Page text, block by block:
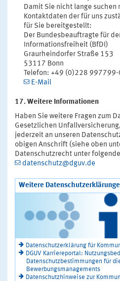
Damit Sie nicht lange suchen
Kontaktdaten der für uns
für Sie bereitgestellt:
Der Bundesbeauftragte für
Informationsfreiheit (BfDI)
Graurheindorfer Straße 153
53117 Bonn
Telefon: +49 (0)228 997799-
E-Mail
17. Weitere Informationen
Haben Sie weitere Fragen zum
Gesetzlichen
jederzeit an unseren
obigen Anschrift (siehe oben
Datenschutzrecht unter
datenschutz@dguv.de
Weitere
Datenschutzerklärung für
DGUV Karriereportal:
Datenschutzbestimmungen für
Bewerbungsmanagements
Datenschutzhinweise zur